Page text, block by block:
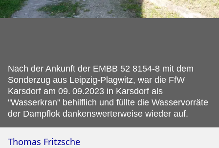
Nach der Ankunft der EMBB 52 8154-8 mit dem
Sonderzug aus Leipzig-Plagwitz, war die FfW
Karsdorf am 09. 09.2023 in Karsdorf als
"Wasserkran" behilflich und füllte die Wasservorräte
der Dampflok dankenswerterweise wieder auf.
Thomas Fritzsche